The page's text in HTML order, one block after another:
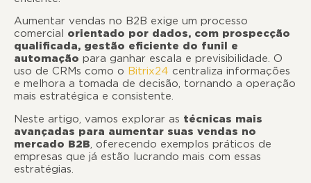
Aumentar vendas no B2B exige um processo
comercial orientado por dados, com prospecção
qualificada, gestão eficiente do funil e
automação para ganhar escala e previsibilidade. O
uso de CRMs como o Bitrix24 centraliza informações
e melhora a tomada de decisão, tornando a operação
mais estratégica e consistente.
Neste artigo, vamos explorar as técnicas mais
avançadas para aumentar suas vendas no
mercado B2B, oferecendo exemplos práticos de
empresas que já estão lucrando mais com essas
estratégias.